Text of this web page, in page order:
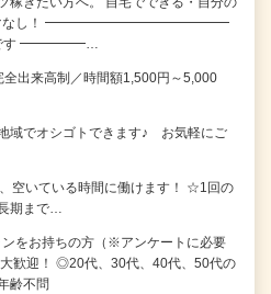
ルマなし！ ━━━━━━━━━━━━━━
です ━━━━━…
出来高制／時間額1,500円～5,000
域でオシゴトできます♪ お気軽にご
空いている時間に働けます！ ☆1回の
期まで…
をお持ちの方（※アンケートに必要
歓迎！ ◎20代、30代、40代、50代の
齢不問